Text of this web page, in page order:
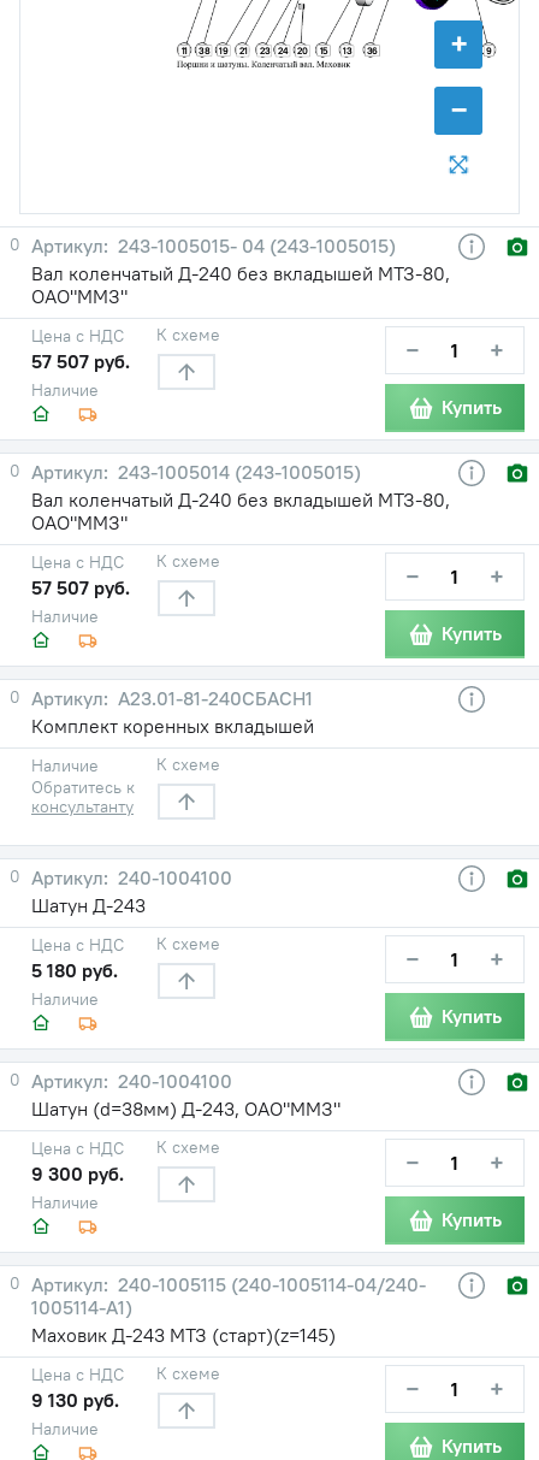
+
−
9
11 13
15
19 20
21 23 24 36
38
0
243-1005015- 04 (243-1005015)
Вал коленчатый Д-240 без вкладышей МТЗ-80,
ОАО"ММЗ"
Наличие
Цена с НДС
57 507 руб.
К схеме − +
Купить
0
243-1005014 (243-1005015)
Вал коленчатый Д-240 без вкладышей МТЗ-80,
ОАО"ММЗ"
Наличие
Цена с НДС
57 507 руб.
К схеме − +
Купить
0
A23.01-81-240СБАСН1
Комплект коренных вкладышей
Наличие
Обратитесь к
консультанту
К схеме
0
240-1004100
Шатун Д-243
Наличие
Цена с НДС
5 180 руб.
К схеме − +
Купить
0
240-1004100
Шатун (d=38мм) Д-243, ОАО"ММЗ"
Наличие
Цена с НДС
9 300 руб.
К схеме − +
Купить
0
240-1005115 (240-1005114-04/240-
1005114-А1)
Маховик Д-243 МТЗ (старт)(z=145)
Наличие
Цена с НДС
9 130 руб.
К схеме − +
Купить